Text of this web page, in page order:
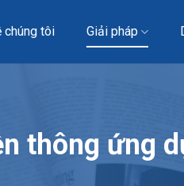
chúng tôi Giải pháp
thông ứng